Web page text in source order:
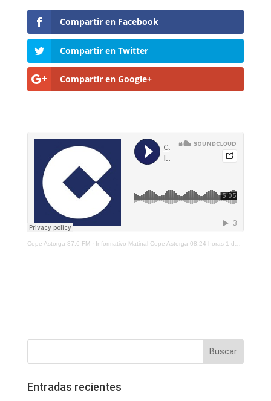
Compartir en Facebook
Compartir en Twitter
Compartir en Google+
Cope Astorga 87.6 FM· Informativo Matinal Cope Astorga 08.24 horas 1 de febrero 2021
Entradas recientes